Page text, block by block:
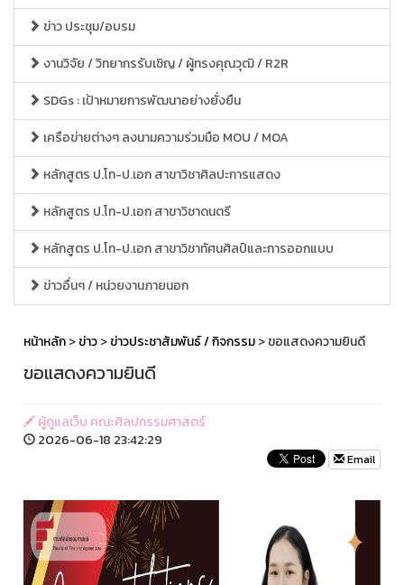
ข่าว ประชุม/อบรม
งานวิจัย / วิทยากรรับเชิญ / ผู้ทรงคุณวุฒิ / R2R
SDGs : เป้าหมายการพัฒนาอย่างยั่งยืน
เครือข่ายต่างๆ ลงนามความร่วมมือ MOU / MOA
หลักสูตร ป.โท-ป.เอก สาขาวิชาศิลปะการแสดง
หลักสูตร ป.โท-ป.เอก สาขาวิชาดนตรี
หลักสูตร ป.โท-ป.เอก สาขาวิชาทัศนศิลป์และการออกแบบ
ข่าวอื่นๆ / หน่วยงานภายนอก
หน้าหลัก>ข่าว>ข่าวประชาสัมพันธ์ / กิจกรรม> ขอแสดงความยินดี
ขอแสดงความยินดี
ผู้ดูแลเว็บ คณะศิลปกรรมศาสตร์
2026-06-18 23:42:29
Email